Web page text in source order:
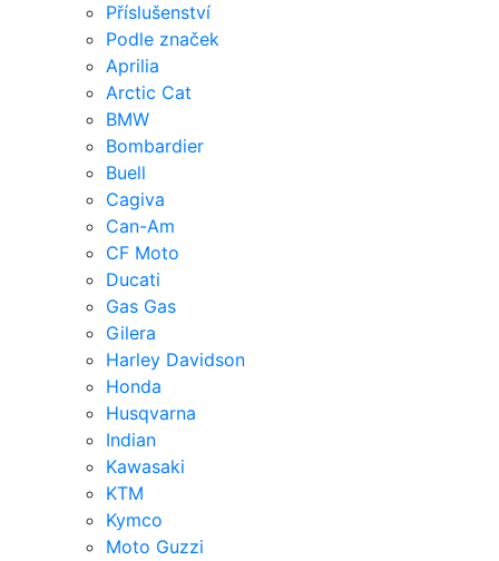
Příslušenství
Podle značek
Aprilia
Arctic Cat
BMW
Bombardier
Buell
Cagiva
Can-Am
CF Moto
Ducati
Gas Gas
Gilera
Harley Davidson
Honda
Husqvarna
Indian
Kawasaki
KTM
Kymco
Moto Guzzi